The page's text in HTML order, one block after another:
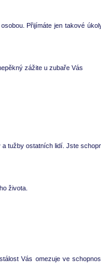
Přijímáte jen takové
zážite u zubaře Vás
a tužby ostatních lidí. Jste
života.
Vás omezuje ve